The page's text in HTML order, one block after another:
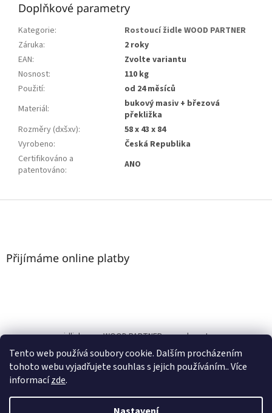
Tento web používá soubory cookie. Dalším procházením
tohoto webu vyjadřujete souhlas s jejich používáním.. Více
informacízde.
Doplňkové parametry
Kategorie:
Rostoucí židle WOOD PARTNER
Záruka:
2 roky
EAN:
Zvolte variantu
Nosnost:
110 kg
Použití:
od 24 měsíců
Materiál:
bukový masiv + březová
překližka
Rozměry (dxšxv):
58 x 43 x 84
Vyrobeno:
Česká Republika
Certifikováno a
patentováno: ANO
Z
Přijímáme online platby
nasezidlicky.cz WOOD PARTNER s.r.o. bonature.cz
www.nasezidlicky.cz